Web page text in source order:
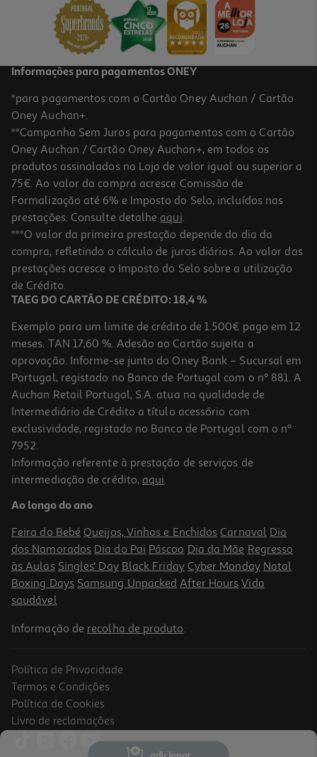
adicionar
Informações para pagamentos ONEY
*para pagamentos com o Cartão Oney Auchan / Cartão
Oney Auchan+.
**Campanha Sem Juros para pagamentos com o Cartão
Oney Auchan / Cartão Oney Auchan+, em todos os
produtos assinalados na Loja de valor igual ou superior a
75€. Ao valor da compra acresce Comissão de
Formalização até 6% e Imposto do Selo, incluídos nas
prestações. Consulte detalhe aqui.
***O valor da primeira prestação depende do dia da
compra, refletindo o cálculo de juros diários. Ao valor das
prestações acresce o Imposto do Selo sobre a utilização
de Crédito.
TAEG DO CARTÃO DE CRÉDITO: 18,4 %
Exemplo para um limite de crédito de 1.500€ pago em 12
meses. TAN 17,60 %. Adesão ao Cartão sujeita a
aprovação. Informe-se junto do Oney Bank – Sucursal em
Portugal, registado no Banco de Portugal com o nº 881. A
Auchan Retail Portugal, S.A. atua na qualidade de
Intermediário de Crédito a título acessório com
exclusividade, registado no Banco de Portugal com o nº
7952.
Informação referente à prestação de serviços de
intermediação de crédito, aqui.
Ao longo do ano
Feira do Bebé Queijos, Vinhos e Enchidos Carnaval Dia
dos Namorados Dia do Pai Páscoa Dia da Mãe Regresso
às Aulas Singles' Day Black Friday Cyber Monday Natal
Boxing Days Samsung Unpacked After Hours Vida
saudável
Informação de recolha de produto.
Política de Privacidade
Termos e Condições
Política de Cookies
Livro de reclamações